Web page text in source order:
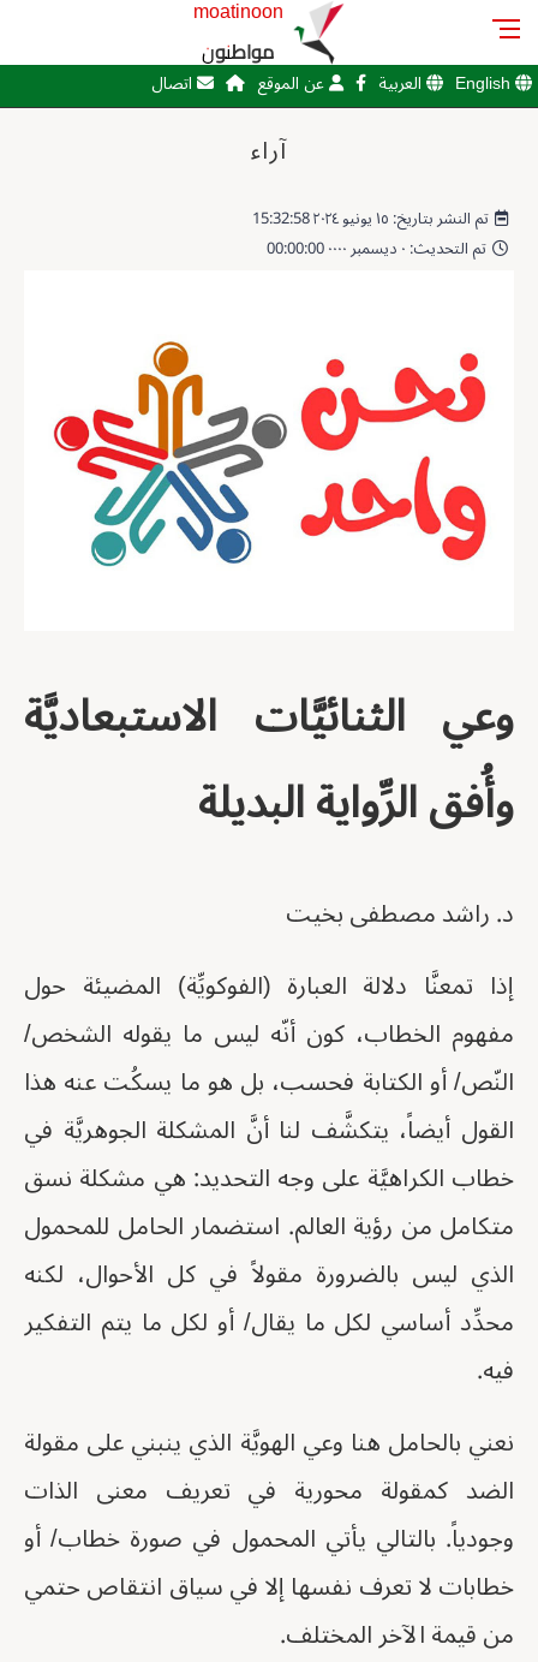
moatinoon
مواطنون
English العربية عن الموقع اتصال
آراء
تم النشر بتاريخ: ١٥ يونيو ٢٠٢٤ 15:32:58
تم التحديث: ٠ ديسمبر ٠٠٠٠ 00:00:00
وعي الثنائيَّات الاستبعاديَّة
وأُفق الرِّواية البديلة
د. راشد مصطفى بخيت
إذا تمعنَّا دلالة العبارة (الفوكويِّة) المضيئة حول
مفهوم الخطاب، كون أنّه ليس ما يقوله الشخص/
النّص/ أو الكتابة فحسب، بل هو ما يسكُت عنه هذا
القول أيضاً، يتكشَّف لنا أنَّ المشكلة الجوهريَّة في
خطاب الكراهيَّة على وجه التحديد: هي مشكلة نسق
متكامل من رؤية العالم. استضمار الحامل للمحمول
الذي ليس بالضرورة مقولاً في كل الأحوال، لكنه
محدِّد أساسي لكل ما يقال/ أو لكل ما يتم التفكير
فيه.
نعني بالحامل هنا وعي الهويَّة الذي ينبني على مقولة
الضد كمقولة محورية في تعريف معنى الذات
وجودياً. بالتالي يأتي المحمول في صورة خطاب/ أو
خطابات لا تعرف نفسها إلا في سياق انتقاص حتمي
من قيمة الآخر المختلف.